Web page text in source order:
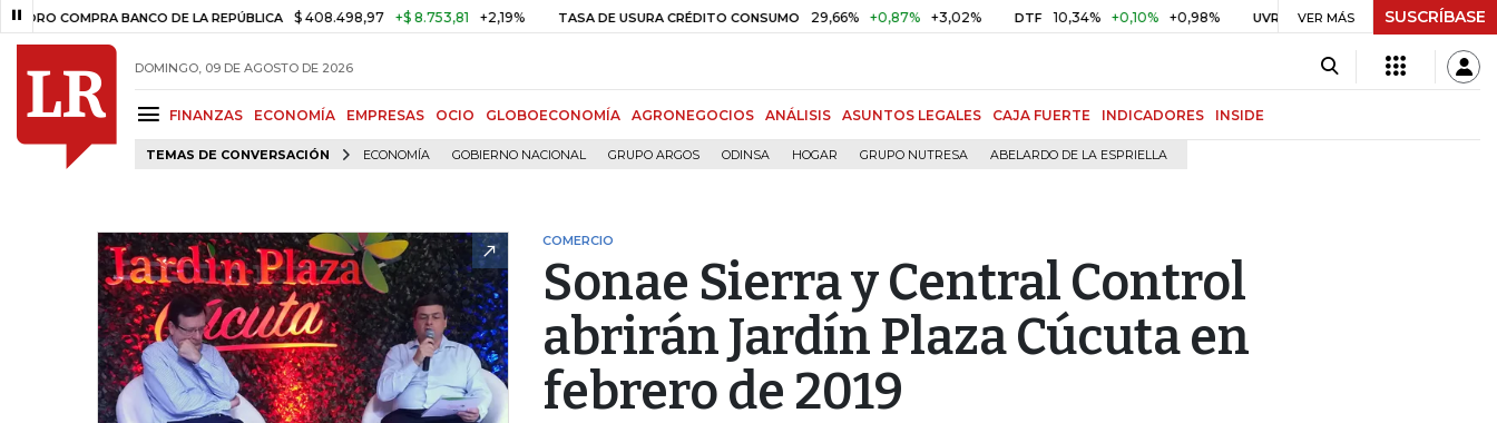
COMPRA BANCO DE LA REPÚBLICA $ 408.498,97 +$ 8.753,81 +2,19% TASA DE USURA CRÉDITO CONSUMO 29,66% +0,87% +3,02% DTF 10,34% +0,10% +0,98% UVR $ 417,01 +$ 0,05 +0,01% BITCOIN
VER MÁS SUSCRÍBASE
DOMINGO, 09 DE AGOSTO DE 2026
FINANZAS ECONOMÍA EMPRESAS OCIO GLOBOECONOMÍA AGRONEGOCIOS ANÁLISIS ASUNTOS LEGALES CAJA FUERTE INDICADORES INSIDE
TEMAS DE CONVERSACIÓN ECONOMÍA GOBIERNO NACIONAL GRUPO ARGOS ODINSA HOGAR GRUPO NUTRESA ABELARDO DE LA ESPRIELLA
COMERCIO
Sonae Sierra y Central Control
abrirán Jardín Plaza Cúcuta en
febrero de 2019